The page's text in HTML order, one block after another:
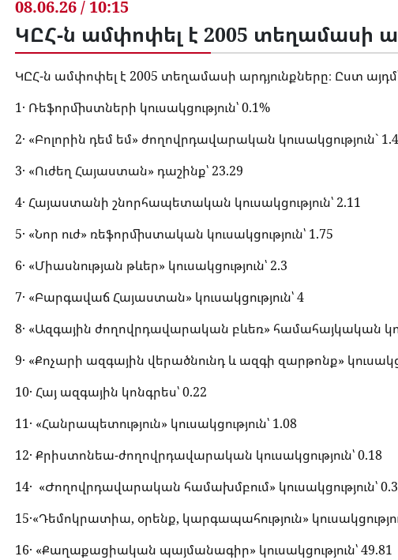
08.06.26 / 10:15
ԿԸՀ-ն ամփոփել է 2005 տեղամասի
ԿԸՀ-ն ամփոփել է 2005 տեղամասի արդյունքները։ Ըստ
1․ Ռեֆորմիստների կուսակցություն՝ 0.1%
2․ «Բոլորին դեմ եմ» ժողովրդավարական կուսակցություն`
3․ «Ուժեղ Հայաստան» դաշինք՝ 23.29
4․ Հայաստանի շնորհապետական կուսակցություն՝ 2.11
5․ «Նոր ուժ» ռեֆորմիստական կուսակցություն՝ 1.75
6․ «Միասնության թևեր» կուսակցություն՝ 2.3
7․ «Բարգավաճ Հայաստան» կուսակցություն՝ 4
8․ «Ազգային ժողովրդավարական բևեռ» համահայկական
9․ «Քոչարի ազգային վերածնունդ և ազգի զարթոնք»
10․ Հայ ազգային կոնգրես՝ 0.22
11․ «Հանրապետություն» կուսակցություն՝ 1.08
12․ Քրիստոնեա-ժողովրդավարական կուսակցություն՝ 0.18
14․ «Ժողովրդավարական համախմբում» կուսակցություն՝
15․«Դեմոկրատիա, օրենք, կարգապահություն»
16․ «Քաղաքացիական պայմանագիր» կուսակցություն՝ 49.81